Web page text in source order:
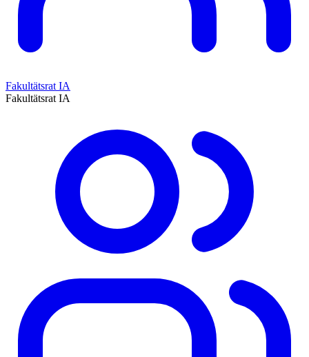
Fakultätsrat IA
Fakultätsrat IA